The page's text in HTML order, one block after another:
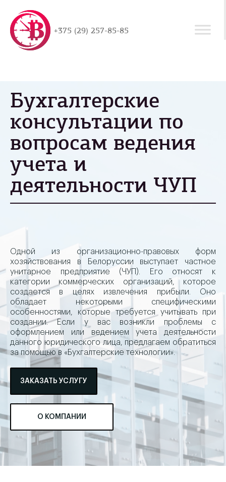
+375 (29) 257-85-85
Бухгалтерские
консультации по
вопросам ведения
учета и
деятельности ЧУП
Одной из организационно-правовых форм
хозяйствования в Белоруссии выступает частное
унитарное предприятие (ЧУП). Его относят к
категории коммерческих организаций, которое
создается в целях извлечения прибыли. Оно
обладает некоторыми специфическими
особенностями, которые требуется учитывать при
создании. Если у вас возникли проблемы с
оформлением или ведением учета деятельности
данного юридического лица, предлагаем обратиться
за помощью в «Бухгалтерские технологии».
ЗАКАЗАТЬ УСЛУГУ
О КОМПАНИИ